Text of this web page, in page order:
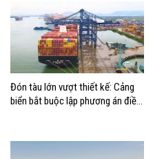
Đón tàu lớn vượt thiết kế: Cảng
biển bắt buộc lập phương án điều